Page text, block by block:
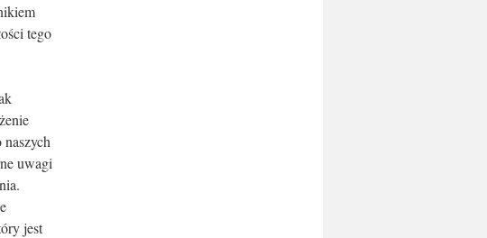
tego
naszych
uwagi
jest